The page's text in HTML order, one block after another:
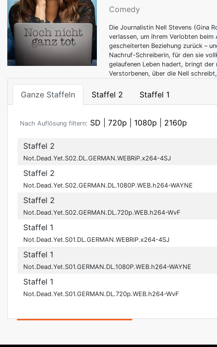
Comedy
Die Journalistin Nell Stevens (Gina
verlassen, um ihrem Verlobten
gescheiterten Beziehung zurück –
Nachruf-Schreiberin, für den sie
gelaufenen Leben hadert, bringt der
Verstorbenen, über die Nell
Ganze Staffeln Staffel 2 Staffel 1
Nach Auflösung filtern: SD 720p 1080p 2160p
Staffel 2
Not.Dead.Yet.S02.DL.GERMAN.WEBRiP.x264-4SJ
Staffel 2
Not.Dead.Yet.S02.GERMAN.DL.1080P.WEB.h264-WAYNE
Staffel 2
Not.Dead.Yet.S02.GERMAN.DL.720p.WEB.h264-WvF
Staffel 1
Not.Dead.Yet.S01.DL.GERMAN.WEBRiP.x264-4SJ
Staffel 1
Not.Dead.Yet.S01.GERMAN.DL.1080P.WEB.h264-WAYNE
Staffel 1
Not.Dead.Yet.S01.GERMAN.DL.720p.WEB.h264-WvF